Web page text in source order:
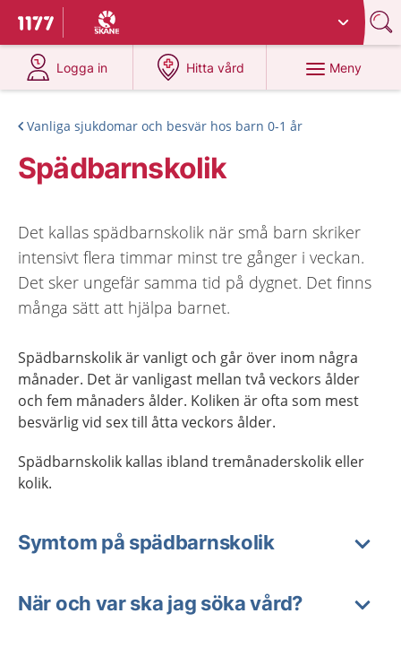
Till startsidan för 1177
Du har valt region
Logga in
på 1177.se
Hitta vård
på 1177.se
Meny
Vanliga sjukdomar och besvär hos barn 0-1 år
Spädbarnskolik
Det kallas spädbarnskolik när små barn skriker
intensivt flera timmar minst tre gånger i veckan.
Det sker ungefär samma tid på dygnet. Det finns
många sätt att hjälpa barnet.
Spädbarnskolik är vanligt och går över inom några
månader. Det är vanligast mellan två veckors ålder
och fem månaders ålder. Koliken är ofta som mest
besvärlig vid sex till åtta veckors ålder.
Spädbarnskolik kallas ibland tremånaderskolik eller
kolik.
Symtom på spädbarnskolik
När och var ska jag söka vård?